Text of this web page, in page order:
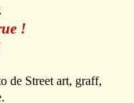
!
de Street art, graff,